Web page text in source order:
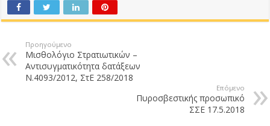
Προηγούμενο
Μισθολόγιο Στρατιωτικών –
Αντισυγματικότητα δατάξεων
Ν.4093/2012, ΣτΕ 258/2018
Επόμενο
Πυροσβεστικής προσωπικό
ΣΣΕ 17.5.2018